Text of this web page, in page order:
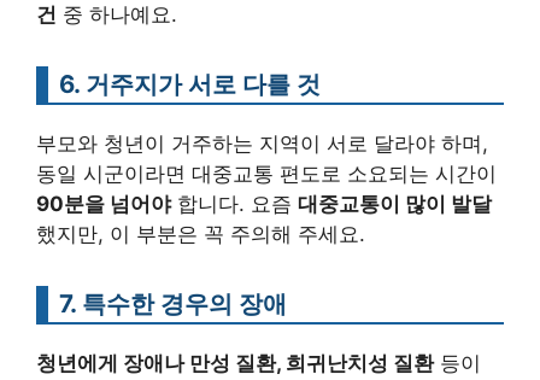
건 중 하나예요.
6. 거주지가 서로 다를 것
부모와 청년이 거주하는 지역이 서로 달라야 하며,
동일 시군이라면 대중교통 편도로 소요되는 시간이
90분을 넘어야합니다. 요즘 대중교통이 많이 발달
했지만, 이 부분은 꼭 주의해 주세요.
7. 특수한 경우의 장애
청년에게 장애나 만성 질환, 희귀난치성 질환등이